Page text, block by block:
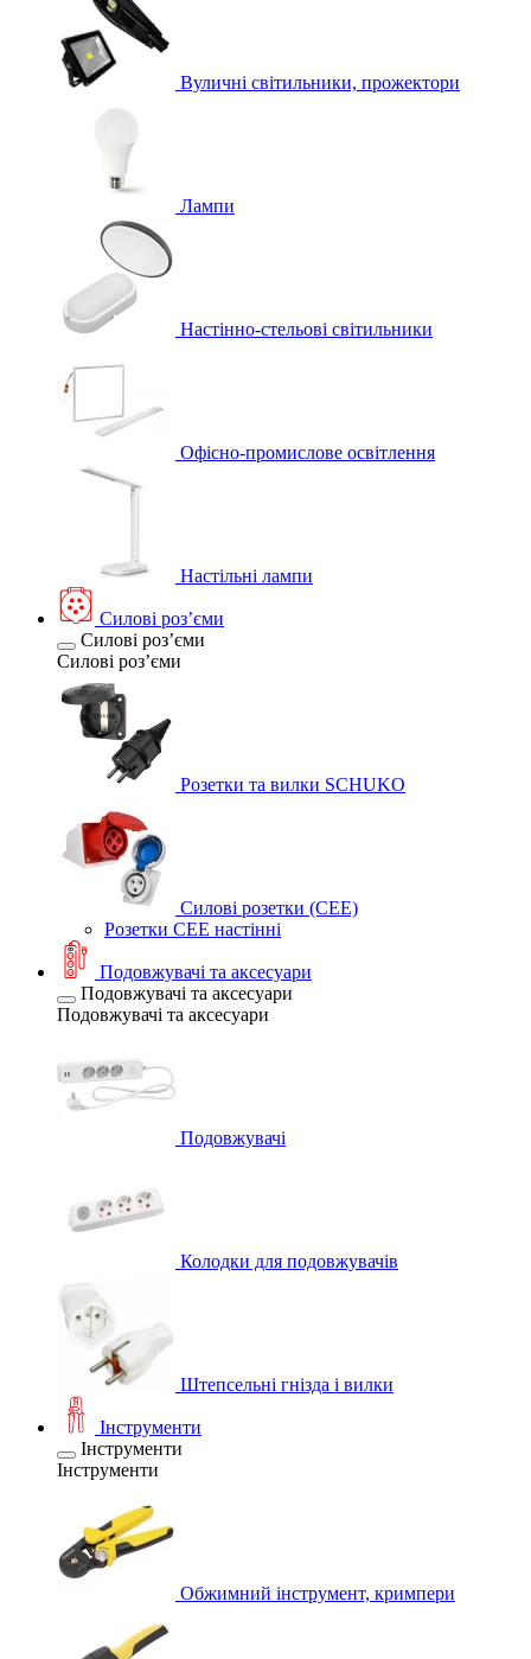
Вуличні світильники, прожектори
Лампи
Настінно-стельові світильники
Офісно-промислове освітлення
Настільні лампи
Силові розʼєми
Силові розʼєми
Силові розʼєми
Розетки та вилки SCHUKO
Силові розетки (CEE)
Розетки CEE настінні
Подовжувачі та аксесуари
Подовжувачі та аксесуари
Подовжувачі та аксесуари
Подовжувачі
Колодки для подовжувачів
Штепсельні гнізда і вилки
Інструменти
Інструменти
Інструменти
Обжимний інструмент, кримпери